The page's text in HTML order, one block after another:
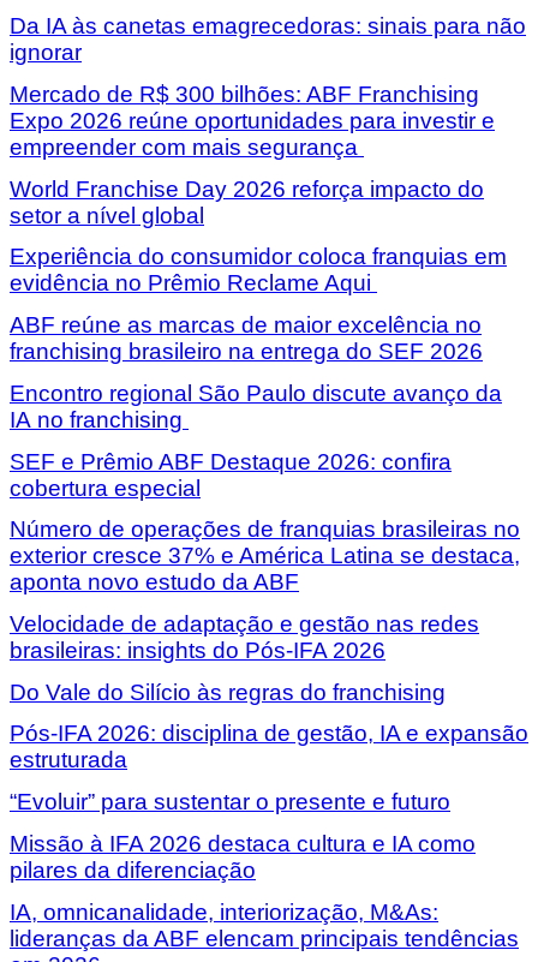
Da IA às canetas emagrecedoras: sinais para não
ignorar
Mercado de R$ 300 bilhões: ABF Franchising
Expo 2026 reúne oportunidades para investir e
empreender com mais segurança
World Franchise Day 2026 reforça impacto do
setor a nível global
Experiência do consumidor coloca franquias em
evidência no Prêmio Reclame Aqui
ABF reúne as marcas de maior excelência no
franchising brasileiro na entrega do SEF 2026
Encontro regional São Paulo discute avanço da
IA no franchising
SEF e Prêmio ABF Destaque 2026: confira
cobertura especial
Número de operações de franquias brasileiras no
exterior cresce 37% e América Latina se destaca,
aponta novo estudo da ABF
Velocidade de adaptação e gestão nas redes
brasileiras: insights do Pós-IFA 2026
Do Vale do Silício às regras do franchising
Pós-IFA 2026: disciplina de gestão, IA e expansão
estruturada
“Evoluir” para sustentar o presente e futuro
Missão à IFA 2026 destaca cultura e IA como
pilares da diferenciação
IA, omnicanalidade, interiorização, M&As:
lideranças da ABF elencam principais tendências